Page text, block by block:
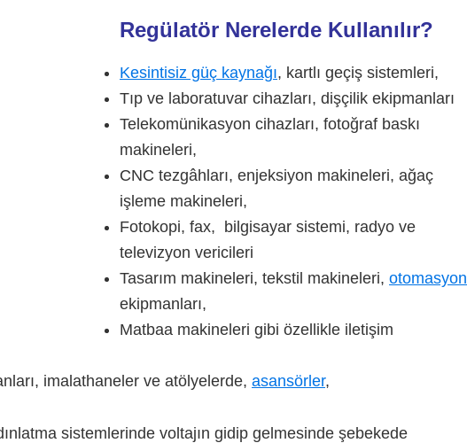
Regülatör Nerelerde Kullanılır?
Kesintisiz güç kaynağı, kartlı geçiş sistemleri,
Tıp ve laboratuvar cihazları, dişçilik ekipmanları
Telekomünikasyon cihazları, fotoğraf baskı
makineleri,
CNC tezgâhları, enjeksiyon makineleri, ağaç
işleme makineleri,
Fotokopi, fax, bilgisayar sistemi, radyo ve
televizyon vericileri
Tasarım makineleri, tekstil makineleri, otomasyon
ekipmanları,
Matbaa makineleri gibi özellikle iletişim
imalathaneler ve atölyelerde, asansörler,
sistemlerinde voltajın gidip gelmesinde şebekede